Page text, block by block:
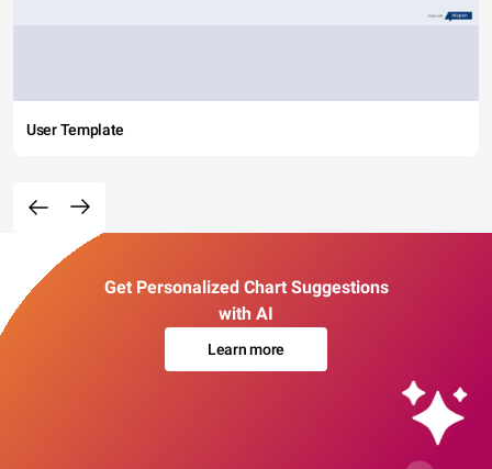
User Template
Get Personalized Chart Suggestions
with AI
Learn more